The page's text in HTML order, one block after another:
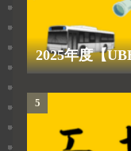
2025年度【